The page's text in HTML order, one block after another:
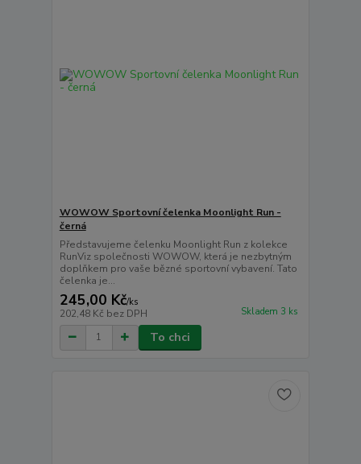
WOWOW Sportovní čelenka Moonlight Run -
černá
Představujeme čelenku Moonlight Run z kolekce
RunViz společnosti WOWOW, která je nezbytným
doplňkem pro vaše bězné sportovní vybavení. Tato
čelenka je...
245,00 Kč/ks
202,48 Kč bez DPH Skladem 3 ks
To chci